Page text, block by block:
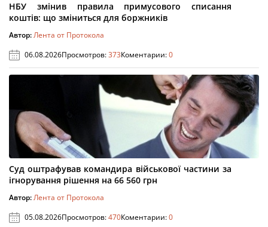
НБУ змінив правила примусового списання
коштів: що зміниться для боржників
Автор:Лента от Протокола
06.08.2026Просмотров:373Коментарии:0
Суд оштрафував командира військової частини за
ігнорування рішення на 66 560 грн
Автор:Лента от Протокола
05.08.2026Просмотров:470Коментарии:0